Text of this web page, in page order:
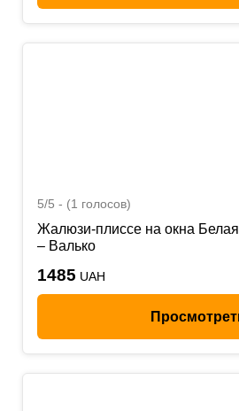
5/5 - (1 голосов)
Жалюзи-плиссе на окна
– Валько
1485 UAH